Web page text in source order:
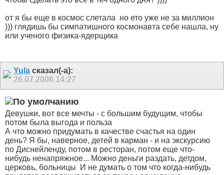
от я бы еще в космос слетала но ето уже не за миллион
))) глядишь бы симпатишного космонавта себе нашла, ну
или ученого физика-ядерщика
Yula сказал(-а):
26.07.2006 14:27
Девушки, вот все мечты - с большим будущим, чтобы
потом была выгода и польза
А что можно придумать в качестве счастья на один
день? Я бы, наверное, детей в карман - и на экскурсию
по Диснейленду, потом в ресторан, потом еще что-
нибудь ненапряжное... Можно деньги раздать, детдом,
церковь, больницы
И не думать о том что когда-нибудь